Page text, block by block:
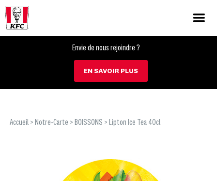
Envie de nous rejoindre ?
EN SAVOIR PLUS
Accueil > Notre-Carte > BOISSONS > Lipton Ice Tea 40cl